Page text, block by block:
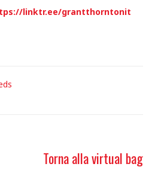
linktr.ee/grantthorntonit
Torna alla virtual bag